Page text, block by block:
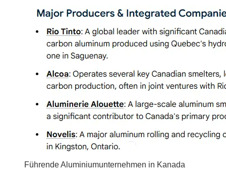
Führende Aluminiumunternehmen in Kanada